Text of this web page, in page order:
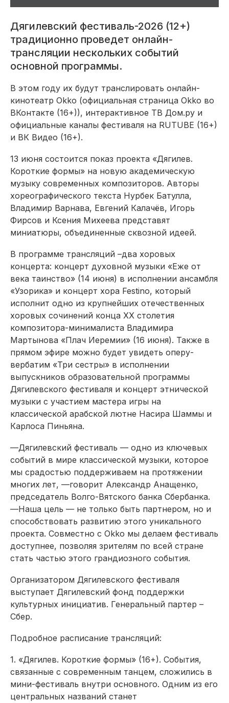
Дягилевский фестиваль-2026 (12+)
традиционно проведет онлайн-
трансляции нескольких событий
основной программы.
В этом году их будут транслировать онлайн-
кинотеатр Okko (официальная страница Okko во
ВКонтакте (16+)), интерактивное ТВ Дом.ру и
официальные каналы фестиваля на RUTUBE (16+)
и ВК Видео (16+).
13 июня состоится показ проекта «Дягилев.
Короткие формы» на новую академическую
музыку современных композиторов. Авторы
хореографического текста Нурбек Батулла,
Владимир Варнава, Евгений Калачёв, Игорь
Фирсов и Ксения Михеева представят
миниатюры, объединенные сквозной идеей.
В программе трансляций –два хоровых
концерта: концерт духовной музыки «Еже от
века таинство» (14 июня) в исполнении ансамбля
«Узорика» и концерт хора Festino, который
исполнит одно из крупнейших отечественных
хоровых сочинений конца XX столетия
композитора-минималиста Владимира
Мартынова «Плач Иеремии» (16 июня). Также в
прямом эфире можно будет увидеть оперу-
вербатим «Три сестры» в исполнении
выпускников образовательной программы
Дягилевского фестиваля и концерт этнической
музыки с участием мастера игры на
классической арабской лютне Насира Шаммы и
Карлоса Пиньяна.
—Дягилевский фестиваль — одно из ключевых
событий в мире классической музыки, которое
мы срадостью поддерживаем на протяжении
многих лет, —говорит Александр Анащенко,
председатель Волго-Вятского банка Сбербанка.
—Наша цель — не только быть партнером, но и
способствовать развитию этого уникального
проекта. Совместно с Okko мы делаем фестиваль
доступнее, позволяя зрителям по всей стране
стать частью этого грандиозного события.
Организатором Дягилевского фестиваля
выступает Дягилевский фонд поддержки
культурных инициатив. Генеральный партер –
Сбер.
Подробное расписание трансляций:
1. «Дягилев. Короткие формы» (16+). События,
связанные с современным танцем, сложились в
мини-фестиваль внутри основного. Одним из его
центральных названий станет